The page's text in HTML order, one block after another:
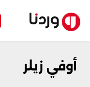
أوفي زيلر